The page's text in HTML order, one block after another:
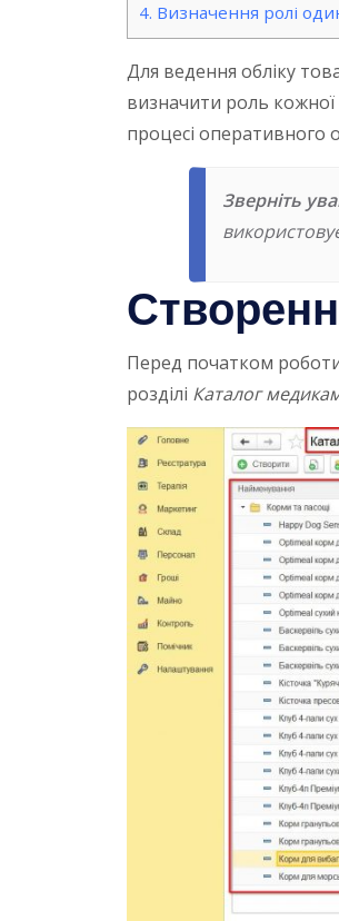
4. Визначення ролі
Для ведення обліку
визначити роль кожної
процесі оперативного
Зверніть
Перед початком
розділі Каталог